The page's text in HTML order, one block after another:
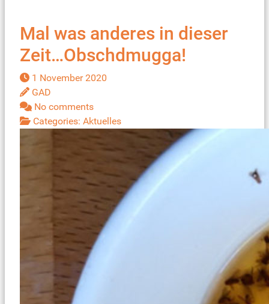
Mal was anderes in dieser
Zeit…Obschdmugga!
1 November 2020
GAD
No comments
Categories: Aktuelles